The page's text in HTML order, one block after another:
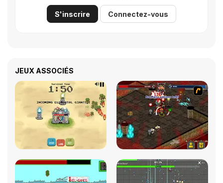
S'inscrire Connectez-vous
JEUX ASSOCIÉS